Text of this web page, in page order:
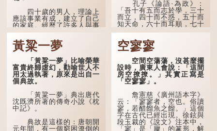
四十歲的男人，理論上
應該事業有成，建立了自己
的家庭。經歷了許多人與事
之後，對事物有了自己的判
斷能力，不會輕易為表象所
迷惑。
孔子在《論語·子罕》
也說：「知者不惑，仁者不
憂，勇者不懼。」「知」與
智慧的「智」相通，四十歲
的男人應已累積足夠智慧，
不再對自己的人生感到困
惑、憂慮與恐懼。
孔子《論語·為政》：
「吾十有五而志於學，三十
而立，四十而不惑，五十而
知天命，六十而耳順，七十
在古代，男子一般於二
十歲進行冠禮，冠禮完成後
便是成人，但由於未達壯
年，所以又稱「弱冠」。
《禮記·曲禮》明確記載：
「人生十年曰幼，學；二十
曰弱，冠；三十曰壯，有
室。」這說明三十歲在...
黃粱一夢
「黃粱一夢」比喻榮華
富貴終歸虛幻，勸喻世人不
用太過執著，原來是出自一
個典故。
「黃粱一夢」典出唐代
沈既濟所著的傳奇小說《枕
中記》。
典故是這樣的：唐朝開
元年間，有一個窮困潦倒的
空寥寥
空間空蕩蕩，沒甚麼擺
設時，廣東人會說：「這間
房空撩撩。」其實正寫是
「空寥寥」。
詹憲慈《廣州語本字》
云：「寥寥者，空也。俗讀
寥，若醋餾魚之餾。」這個
字在古代已經出現。徐鉉與
段玉裁的《說文》注本中，
「寥」是「廫」的篆形，解